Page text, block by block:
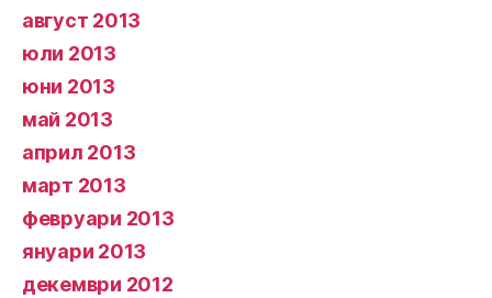
август 2013
юли 2013
юни 2013
май 2013
април 2013
март 2013
февруари 2013
януари 2013
декември 2012